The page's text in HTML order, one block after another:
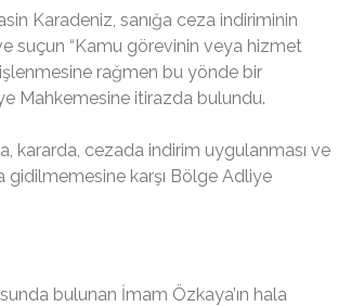
Karadeniz, sanığa ceza indiriminin
suçun “Kamu görevinin veya hizmet
rağmen bu yönde bir
Mahkemesine itirazda bulundu.
kararda, cezada indirim uygulanması ve
gidilmemesine karşı Bölge Adliye
bulunan İmam Özkaya’ın hala